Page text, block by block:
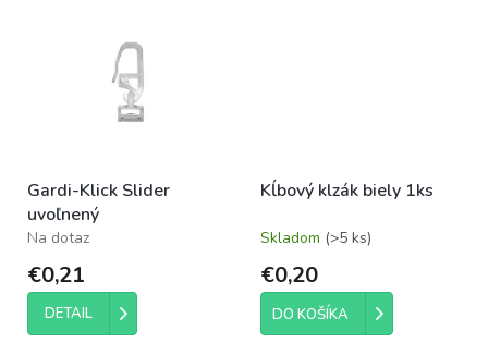
Gardi-Klick Slider
uvoľnený
Na dotaz
€0,21
DETAIL
Kĺbový klzák biely 1ks
Skladom (>5 ks)
€0,20
DO KOŠÍKA